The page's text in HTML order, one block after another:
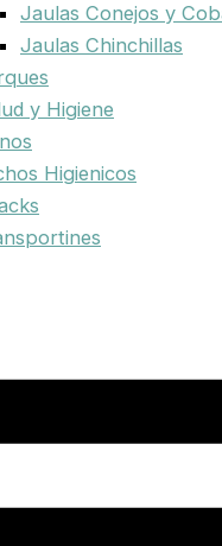
Jaulas Conejos y
Jaulas Chinchillas
y Higiene
Higienicos